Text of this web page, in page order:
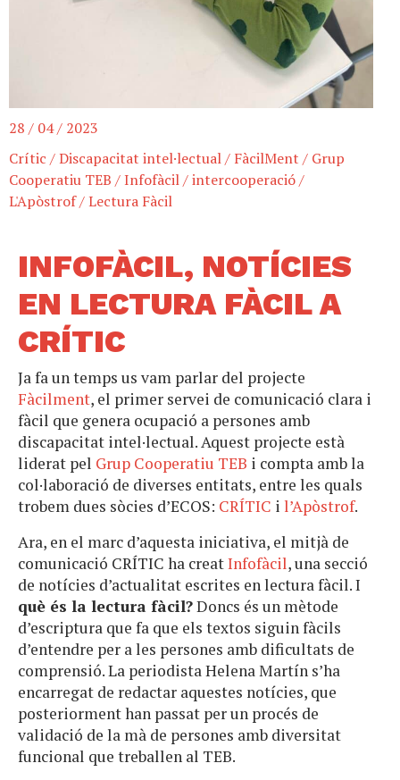
28 / 04 / 2023
Crític /Discapacitat intel·lectual/ FàcilMent / Grup
Cooperatiu TEB /Infofàcil/intercooperació/
L'Apòstrof/Lectura Fàcil
INFOFÀCIL, NOTÍCIES
EN LECTURA FÀCIL A
CRÍTIC
Ja fa un temps us vam parlar del projecte
Fàcilment, el primer servei de comunicació clara i
fàcil que genera ocupació a persones amb
discapacitat intel·lectual. Aquest projecte està
liderat pel Grup Cooperatiu TEB i compta amb la
col·laboració de diverses entitats, entre les quals
trobem dues sòcies d’ECOS: CRÍTIC i l’Apòstrof.
Ara, en el marc d’aquesta iniciativa, el mitjà de
comunicació CRÍTIC ha creatInfofàcil, una secció
de notícies d’actualitat escrites en lectura fàcil. I
què és la lectura fàcil?Doncs és un mètode
d’escriptura que fa que els textos siguin fàcils
d’entendre per a les persones amb dificultats de
comprensió. La periodista Helena Martín s’ha
encarregat de redactar aquestes notícies, que
posteriorment han passat per un procés de
validació de la mà de persones amb diversitat
funcional que treballen al TEB.